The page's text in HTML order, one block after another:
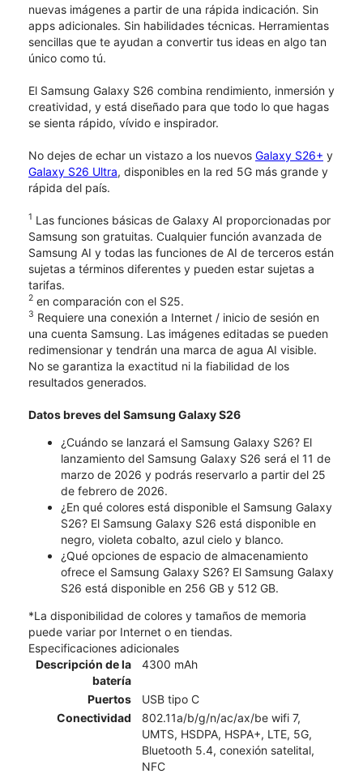
nuevas imágenes a partir de una rápida indicación. Sin
apps adicionales. Sin habilidades técnicas. Herramientas
sencillas que te ayudan a convertir tus ideas en algo tan
único como tú.
El Samsung Galaxy S26 combina rendimiento, inmersión y
creatividad, y está diseñado para que todo lo que hagas
se sienta rápido, vívido e inspirador.
No dejes de echar un vistazo a los nuevos Galaxy S26+ y
Galaxy S26 Ultra, disponibles en la red 5G más grande y
rápida del país.
1 Las funciones básicas de Galaxy AI proporcionadas por
Samsung son gratuitas. Cualquier función avanzada de
Samsung AI y todas las funciones de AI de terceros están
sujetas a términos diferentes y pueden estar sujetas a
tarifas.
2 en comparación con el S25.
3 Requiere una conexión a Internet / inicio de sesión en
una cuenta Samsung. Las imágenes editadas se pueden
redimensionar y tendrán una marca de agua AI visible.
No se garantiza la exactitud ni la fiabilidad de los
resultados generados.
Datos breves del Samsung Galaxy S26
¿Cuándo se lanzará el Samsung Galaxy S26? El
lanzamiento del Samsung Galaxy S26 será el 11 de
marzo de 2026 y podrás reservarlo a partir del 25
de febrero de 2026.
¿En qué colores está disponible el Samsung Galaxy
S26? El Samsung Galaxy S26 está disponible en
negro, violeta cobalto, azul cielo y blanco.
¿Qué opciones de espacio de almacenamiento
ofrece el Samsung Galaxy S26? El Samsung Galaxy
S26 está disponible en 256 GB y 512 GB.
*La disponibilidad de colores y tamaños de memoria
puede variar por Internet o en tiendas.
Especificaciones adicionales
Descripción de la
batería
4300 mAh
Puertos
USB tipo C
Conectividad
802.11a/b/g/n/ac/ax/be wifi 7,
UMTS, HSDPA, HSPA+, LTE, 5G,
Bluetooth 5.4, conexión satelital,
NFC